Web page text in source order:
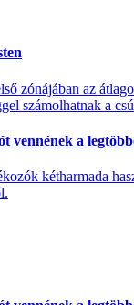
zónájában az
számolhatnak a
vennének a
kétharmada